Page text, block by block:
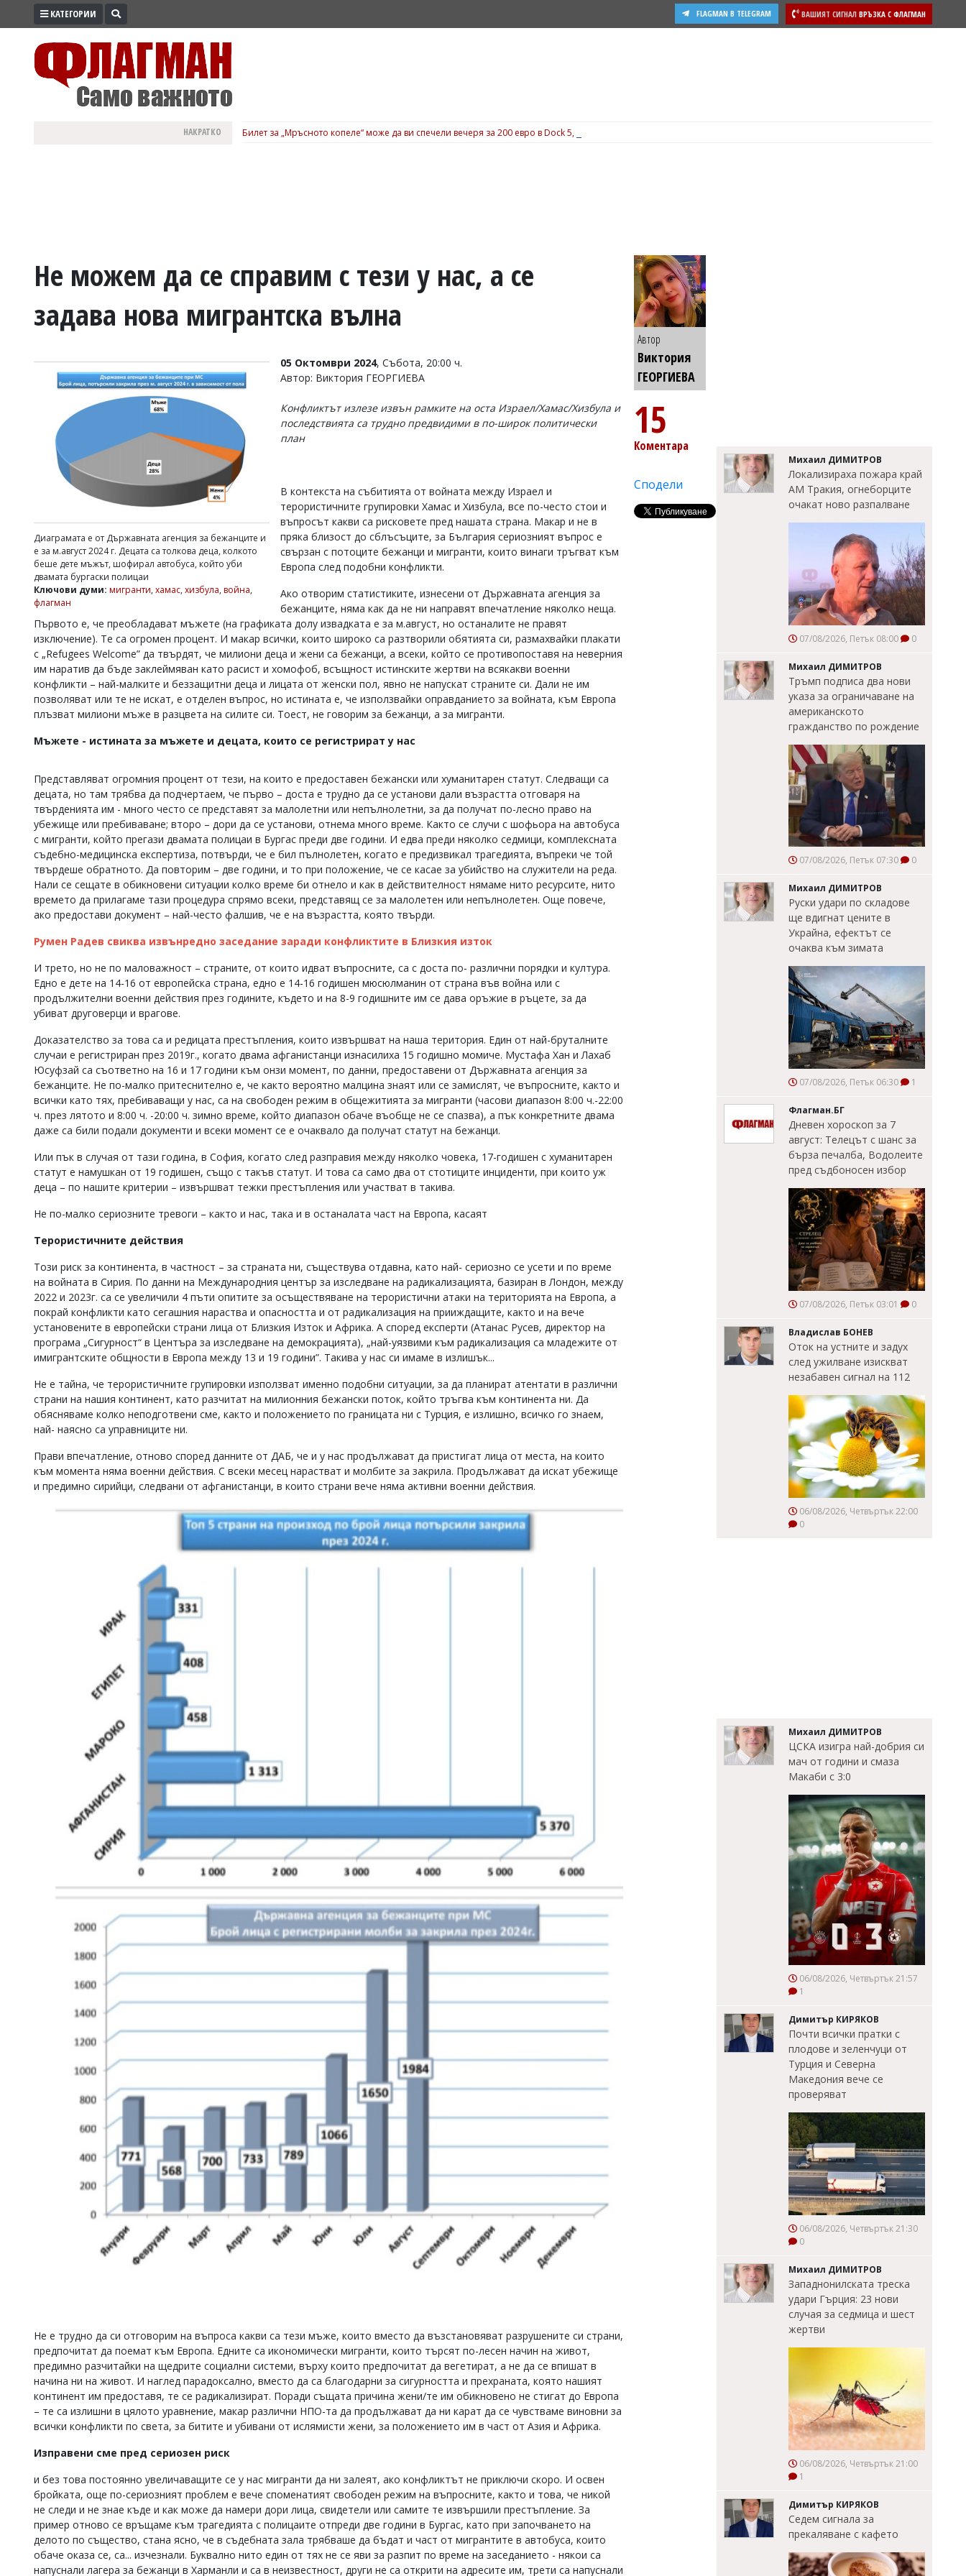
ПРОМО
ВОЙНАТА
УКРАЙНА
РАЗСЛЕДВАНЕ
Управители:
k.kassabova@flagman.bg
Главен
редактор:
office@flagman.bg
Коментарите
статиите
въвеждат
читателите
отговорност
откриете
обиден
коментар,
КАТЕГОРИИ ВАШИЯТ СИГНАЛ ВРЪЗКА С ФЛАГМАН
FLAGMAN В TELEGRAM
НАКРАТКО Билет за „Мръсното копеле“ може да ви спечели вечеря за 200 евро в Dock 5, вижте подробности
Не можем да се справим с тези у нас, а се
задава нова мигрантска вълна
Диаграмата е от Държавната агенция за бежанците и
е за м.август 2024 г. Децата са толкова деца, колкото
беше дете мъжът, шофирал автобуса, който уби
двамата бургаски полицаи
Ключови думи: мигранти, хамас, хизбула, война,
флагман
05 Октомври 2024, Събота, 20:00 ч.
Автор: Виктория ГЕОРГИЕВА
Конфликтът излезе извън рамките на оста Израел/Хамас/Хизбула и
последствията са трудно предвидими в по-широк политически
план
В контекста на събитията от войната между Израел и
терористичните групировки Хамас и Хизбула, все по-често стои и
въпросът какви са рисковете пред нашата страна. Макар и не в
пряка близост до сблъсъците, за България сериозният въпрос е
свързан с потоците бежанци и мигранти, които винаги тръгват към
Европа след подобни конфликти.
Ако отворим статистиките, изнесени от Държавната агенция за
бежанците, няма как да не ни направят впечатление няколко неща.
Първото е, че преобладават мъжете (на графиката долу извадката е за м.август, но останалите не правят
изключение). Те са огромен процент. И макар всички, които широко са разтворили обятията си, размахвайки плакати
с „Refugees Welcome” да твърдят, че милиони деца и жени са бежанци, а всеки, който се противопоставя на неверния
им наратив да бъде заклеймяван като расист и хомофоб, всъщност истинските жертви на всякакви военни
конфликти – най-малките и беззащитни деца и лицата от женски пол, явно не напускат страните си. Дали не им
позволяват или те не искат, е отделен въпрос, но истината е, че използвайки оправданието за войната, към Европа
плъзват милиони мъже в разцвета на силите си. Тоест, не говорим за бежанци, а за мигранти.
Мъжете - истината за мъжете и децата, които се регистрират у нас
Представляват огромния процент от тези, на които е предоставен бежански или хуманитарен статут. Следващи са
децата, но там трябва да подчертаем, че първо – доста е трудно да се установи дали възрастта отговаря на
твърденията им - много често се представят за малолетни или непълнолетни, за да получат по-лесно право на
убежище или пребиваване; второ – дори да се установи, отнема много време. Както се случи с шофьора на автобуса
с мигранти, който прегази двамата полицаи в Бургас преди две години. И едва преди няколко седмици, комплексната
съдебно-медицинска експертиза, потвърди, че е бил пълнолетен, когато е предизвикал трагедията, въпреки че той
твърдеше обратното. Да повторим – две години, и то при положение, че се касае за убийство на служители на реда.
Нали се сещате в обикновени ситуации колко време би отнело и как в действителност нямаме нито ресурсите, нито
времето да прилагаме тази процедура спрямо всеки, представящ се за малолетен или непълнолетен. Още повече,
ако предостави документ – най-често фалшив, че е на възрастта, която твърди.
Румен Радев свиква извънредно заседание заради конфликтите в Близкия изток
И трето, но не по маловажност – страните, от които идват въпросните, са с доста по- различни порядки и култура.
Едно е дете на 14-16 от европейска страна, едно е 14-16 годишен мюсюлманин от страна във война или с
продължителни военни действия през годините, където и на 8-9 годишните им се дава оръжие в ръцете, за да
убиват друговерци и врагове.
Доказателство за това са и редицата престъпления, които извършват на наша територия. Един от най-бруталните
случаи е регистриран през 2019г., когато двама афганистанци изнасилиха 15 годишно момиче. Мустафа Хан и Лахаб
Юсуфзай са съответно на 16 и 17 години към онзи момент, по данни, предоставени от Държавната агенция за
бежанците. Не по-малко притеснително е, че както вероятно малцина знаят или се замислят, че въпросните, както и
всички като тях, пребиваващи у нас, са на свободен режим в общежитията за мигранти (часови диапазон 8:00 ч.-22:00
ч. през лятото и 8:00 ч. -20:00 ч. зимно време, който диапазон обаче въобще не се спазва), а пък конкретните двама
даже са били подали документи и всеки момент се е очаквало да получат статут на бежанци.
Или пък в случая от тази година, в София, когато след разправия между няколко човека, 17-годишен с хуманитарен
статут е намушкан от 19 годишен, също с такъв статут. И това са само два от стотиците инциденти, при които уж
деца – по нашите критерии – извършват тежки престъпления или участват в такива.
Не по-малко сериозните тревоги – както и нас, така и в останалата част на Европа, касаят
Терористичните действия
Този риск за континента, в частност – за страната ни, съществува отдавна, като най- сериозно се усети и по време
на войната в Сирия. По данни на Международния център за изследване на радикализацията, базиран в Лондон, между
2022 и 2023г. са се увеличили 4 пъти опитите за осъществяване на терористични атаки на територията на Европа, а
покрай конфликти като сегашния нараства и опасността и от радикализация на прииждащите, както и на вече
установените в европейски страни лица от Близкия Изток и Африка. А според експерти (Атанас Русев, директор на
програма „Сигурност“ в Центъра за изследване на демокрацията), „най-уязвими към радикализация са младежите от
имигрантските общности в Европа между 13 и 19 години”. Такива у нас си имаме в излишък...
Не е тайна, че терористичните групировки използват именно подобни ситуации, за да планират атентати в различни
страни на нашия континент, като разчитат на милионния бежански поток, който тръгва към континента ни. Да
обясняваме колко неподготвени сме, както и положението по границата ни с Турция, е излишно, всичко го знаем,
най- наясно са управниците ни.
Прави впечатление, отново според данните от ДАБ, че и у нас продължават да пристигат лица от места, на които
към момента няма военни действия. С всеки месец нарастват и молбите за закрила. Продължават да искат убежище
и предимно сирийци, следвани от афганистанци, в които страни вече няма активни военни действия.
Не е трудно да си отговорим на въпроса какви са тези мъже, които вместо да възстановяват разрушените си страни,
предпочитат да поемат към Европа. Едните са икономически мигранти, които търсят по-лесен начин на живот,
предимно разчитайки на щедрите социални системи, върху които предпочитат да вегетират, а не да се впишат в
начина ни на живот. И наглед парадоксално, вместо да са благодарни за сигурността и прехраната, която нашият
континент им предоставя, те се радикализират. Поради същата причина жени/те им обикновено не стигат до Европа
– те са излишни в цялото уравнение, макар различни НПО-та да продължават да ни карат да се чувстваме виновни за
всички конфликти по света, за битите и убивани от ислямисти жени, за положението им в част от Азия и Африка.
Изправени сме пред сериозен риск
и без това постоянно увеличаващите се у нас мигранти да ни залеят, ако конфликтът не приключи скоро. И освен
бройката, още по-сериозният проблем е вече споменатият свободен режим на въпросните, както и това, че никой
не следи и не знае къде и как може да намери дори лица, свидетели или самите те извършили престъпление. За
пример отново се връщаме към трагедията с полицаите отпреди две години в Бургас, като при започването на
делото по същество, стана ясно, че в съдебната зала трябваше да бъдат и част от мигрантите в автобуса, които
обаче оказа се, са... изчезнали. Буквално нито един от тях не се яви за разпит по време на заседанието - някои са
напуснали лагера за бежанци в Харманли и са в неизвестност, други не са открити на адресите им, трети са напуснали
Автор
Виктория
ГЕОРГИЕВА
15
Коментара
Сподели
Михаил ДИМИТРОВ
Локализираха пожара край
АМ Тракия, огнеборците
очакат ново разпалване
07/08/2026, Петък 08:00 0
Михаил ДИМИТРОВ
Тръмп подписа два нови
указа за ограничаване на
американското
гражданство по рождение
07/08/2026, Петък 07:30 0
Михаил ДИМИТРОВ
Руски удари по складове
ще вдигнат цените в
Украйна, ефектът се
очаква към зимата
07/08/2026, Петък 06:30 1
Флагман.БГ
Дневен хороскоп за 7
август: Телецът с шанс за
бърза печалба, Водолеите
пред съдбоносен избор
07/08/2026, Петък 03:01 0
Владислав БОНЕВ
Оток на устните и задух
след ужилване изискват
незабавен сигнал на 112
06/08/2026, Четвъртък 22:00
0
Михаил ДИМИТРОВ
ЦСКА изигра най-добрия си
мач от години и смаза
Макаби с 3:0
06/08/2026, Четвъртък 21:57
1
Димитър КИРЯКОВ
Почти всички пратки с
плодове и зеленчуци от
Турция и Северна
Македония вече се
проверяват
06/08/2026, Четвъртък 21:30
0
Михаил ДИМИТРОВ
Западнонилската треска
удари Гърция: 23 нови
случая за седмица и шест
жертви
06/08/2026, Четвъртък 21:00
1
Димитър КИРЯКОВ
Седем сигнала за
прекаляване с кафето